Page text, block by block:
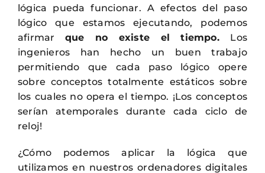
lógica pueda funcionar. A efectos del paso
lógico que estamos ejecutando, podemos
afirmar que no existe el tiempo. Los
ingenieros han hecho un buen trabajo
permitiendo que cada paso lógico opere
sobre conceptos totalmente estáticos sobre
los cuales no opera el tiempo. ¡Los conceptos
serían atemporales durante cada ciclo de
reloj!
¿Cómo podemos aplicar la lógica que
utilizamos en nuestros ordenadores digitales